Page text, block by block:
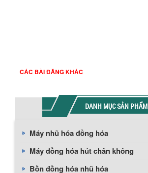
CÁC BÀI ĐĂNG KHÁC
DANH MỤC SẢN PHẨM
Máy nhũ hóa đồng hóa
Máy đồng hóa hút chân không
Bồn đồng hóa nhũ hóa